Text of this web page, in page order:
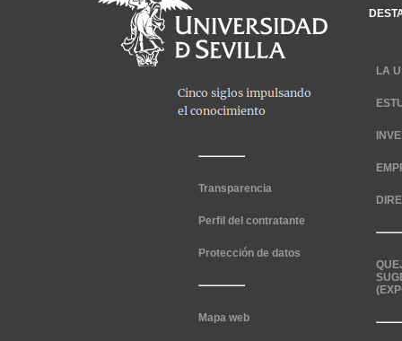
Transparencia
Perfil del contratante
Protección de datos
Mapa web
LA